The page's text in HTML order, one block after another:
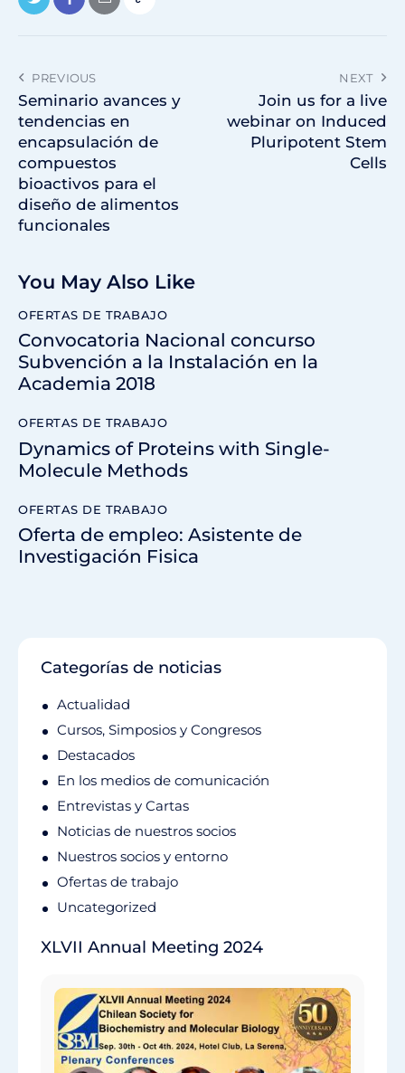
PREVIOUS
Seminario avances y
tendencias en
encapsulación de
compuestos
bioactivos para el
diseño de alimentos
funcionales
NEXT
Join us for a live
webinar on Induced
Pluripotent Stem
Cells
You May Also Like
OFERTAS DE TRABAJO
Convocatoria Nacional concurso
Subvención a la Instalación en la
Academia 2018
OFERTAS DE TRABAJO
Dynamics of Proteins with Single-
Molecule Methods
OFERTAS DE TRABAJO
Oferta de empleo: Asistente de
Investigación Fisica
Categorías de noticias
Actualidad
Cursos, Simposios y Congresos
Destacados
En los medios de comunicación
Entrevistas y Cartas
Noticias de nuestros socios
Nuestros socios y entorno
Ofertas de trabajo
Uncategorized
XLVII Annual Meeting 2024